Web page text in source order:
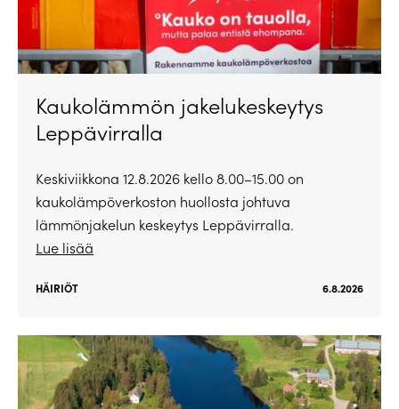
Kaukolämmön jakelukeskeytys
Leppävirralla
Keskiviikkona 12.8.2026 kello 8.00–15.00 on
kaukolämpöverkoston huollosta johtuva
lämmönjakelun keskeytys Leppävirralla.
Lue lisää
HÄIRIÖT 6.8.2026